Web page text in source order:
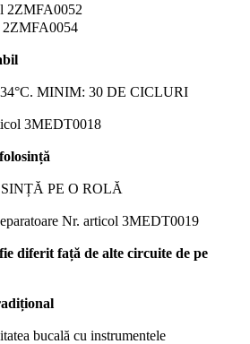
2ZMFA0052
2ZMFA0054
MINIM: 30 DE CICLURI
3MEDT0018
PE O ROLĂ
Nr. articol 3MEDT0019
diferit față de alte circuite de pe
bucală cu instrumentele